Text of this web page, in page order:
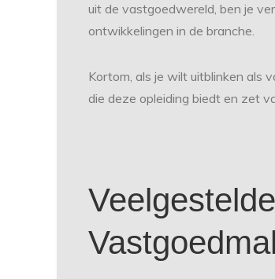
uit de vastgoedwereld, ben je
ontwikkelingen in de branche.
Kortom, als je wilt uitblinken als
die deze opleiding biedt en zet